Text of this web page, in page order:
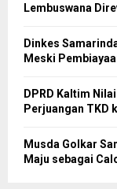
Lembuswana
Dinkes
Meski
DPRD Kaltim
Perjuangan TKD
Musda Golkar
Maju sebagai